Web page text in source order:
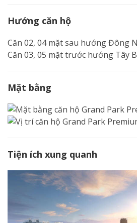
Hướng căn hộ
Căn 02, 04 mặt sau hướng Đông
Căn 03, 05 mặt trước hướng Tây
Mặt bằng
Tiện ích xung quanh